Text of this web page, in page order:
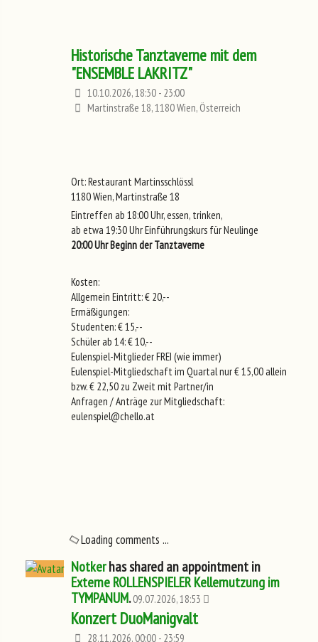
Historische Tanztaverne mit dem
"ENSEMBLE LAKRITZ"
10.10.2026, 18:30 - 23:00
Martinstraße 18, 1180 Wien, Österreich
Ort: Restaurant Martinsschlössl
1180 Wien, Martinstraße 18
Eintreffen ab 18:00 Uhr, essen, trinken,
ab etwa 19:30 Uhr Einführungskurs für Neulinge
20:00 Uhr Beginn der Tanztaverne
Kosten:
Allgemein Eintritt: € 20,--
Ermäßigungen:
Studenten: € 15,--
Schüler ab 14: € 10,--
Eulenspiel-Mitglieder FREI (wie immer)
Eulenspiel-Mitgliedschaft im Quartal nur € 15,00 allein
bzw. € 22,50 zu Zweit mit Partner/in
Anfragen / Anträge zur Mitgliedschaft:
eulenspiel@chello.at
Loading comments ...
Notkerhas shared an appointment in
Externe ROLLENSPIELER Kellernutzung im
TYMPANUM.09.07.2026, 18:53
Konzert DuoManigvalt
28.11.2026, 00:00 - 23:59